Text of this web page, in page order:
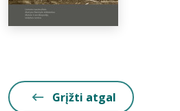
Grįžti atgal